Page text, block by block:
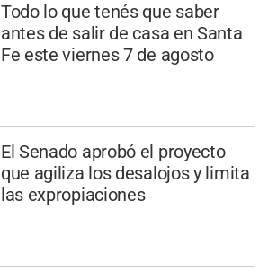
Todo lo que tenés que saber
antes de salir de casa en Santa
Fe este viernes 7 de agosto
El Senado aprobó el proyecto
que agiliza los desalojos y limita
las expropiaciones